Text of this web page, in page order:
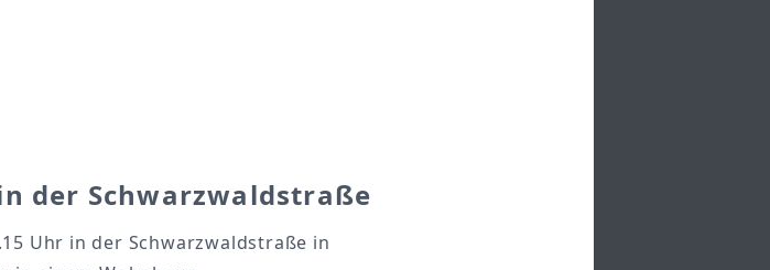
der Schwarzwaldstraße
Uhr in der Schwarzwaldstraße in